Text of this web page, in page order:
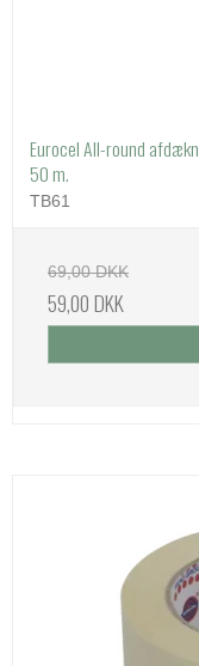
Eurocel All-round
50 m.
TB61
69,00 DKK
59,00 DKK